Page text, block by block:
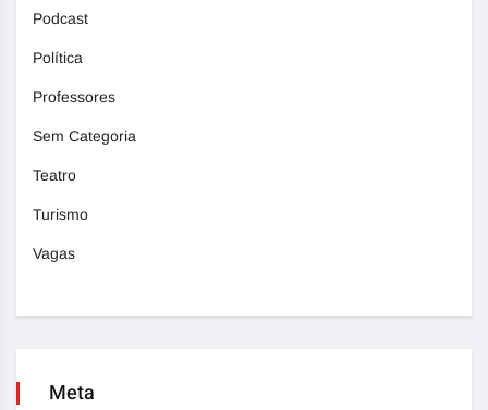
Podcast
Política
Professores
Sem Categoria
Teatro
Turismo
Vagas
Meta